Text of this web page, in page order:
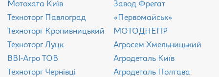
Мотохата Київ
Техноторг Павлоград
Техноторг Кропивницький
Техноторг Луцк
ВВІ-Агро ТОВ
Техноторг Чернівці
Завод Фрегат
«Первомайськ»
МОТОДНЕПР
Агросем Хмельницький
Агродеталь Київ
Агродеталь Полтава